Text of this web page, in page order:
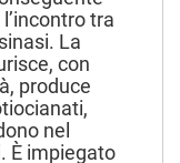
tra
La
con
produce
nel
È impiegato